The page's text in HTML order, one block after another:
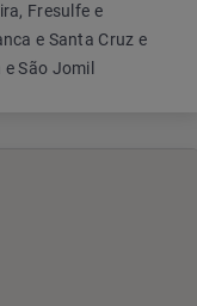
Fresulfe e
e Santa Cruz e
São Jomil